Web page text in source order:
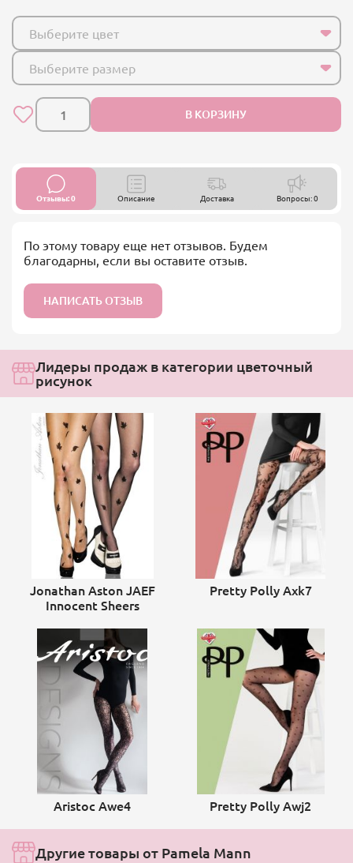
Выберите цвет
Выберите размер
В КОРЗИНУ
Отзывы: 0 Описание Доставка Вопросы: 0
По этому товару еще нет отзывов. Будем
благодарны, если вы оставите отзыв.
НАПИСАТЬ ОТЗЫВ
Лидеры продаж в категории цветочный
рисунок
Jonathan Aston JAEF
Innocent Sheers
Pretty Polly Axk7
Aristoc Awe4 Pretty Polly Awj2
Другие товары от Pamela Mann